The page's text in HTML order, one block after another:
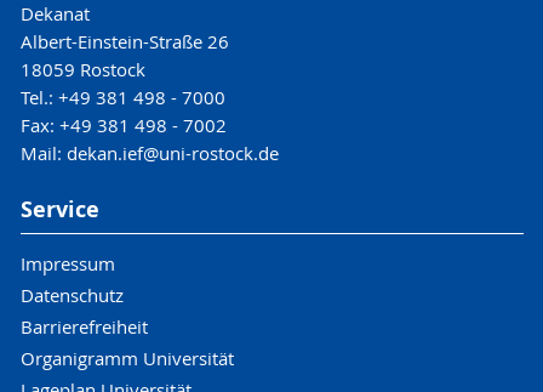
Dekanat
Albert-Einstein-Straße 26
18059 Rostock
Tel.: +49 381 498 - 7000
Fax: +49 381 498 - 7002
Mail: dekan.ief@uni-rostock.de
Service
Impressum
Datenschutz
Barrierefreiheit
Organigramm Universität